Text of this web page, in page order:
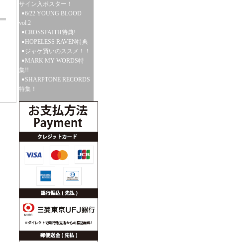
サイン入ポスター！
6/22 YOUNG BLOOD
vol.2
CROSSFAITH特典!
HOPELESS RAVEN特典
ジャケ買いのススメ！！
MARK MY WORDS特
集!!
SHARPTONE RECORDS
特集！